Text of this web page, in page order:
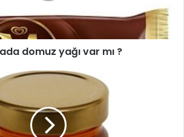
domuz yağı var mı ?